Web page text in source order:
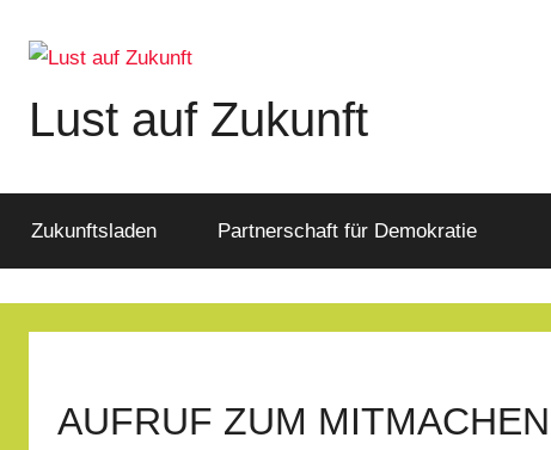
Inhalt
Lust auf Zukunft
Partnerschaft
für
Zukunftsladen Partnerschaft für Demokratie
AUFRUF ZUM